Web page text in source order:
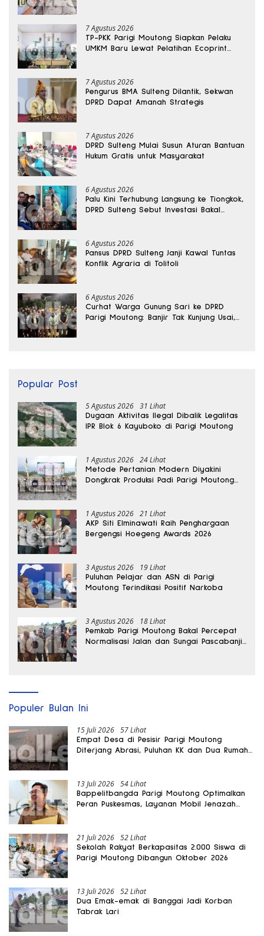
7 Agustus 2026
TP-PKK Parigi Moutong Siapkan Pelaku
UMKM Baru Lewat Pelatihan Ecoprint
7 Agustus 2026
Pengurus BMA Sulteng Dilantik, Sekwan
DPRD Dapat Amanah Strategis
7 Agustus 2026
DPRD Sulteng Mulai Susun Aturan Bantuan
Hukum Gratis untuk Masyarakat
6 Agustus 2026
Palu Kini Terhubung Langsung ke Tiongkok,
DPRD Sulteng Sebut Investasi Bakal
6 Agustus 2026
Pansus DPRD Sulteng Janji Kawal Tuntas
Konflik Agraria di Tolitoli
6 Agustus 2026
Curhat Warga Gunung Sari ke DPRD
Parigi Moutong: Banjir Tak Kunjung Usai,
Popular Post
5 Agustus 2026 31 Lihat
Dugaan Aktivitas Ilegal Dibalik Legalitas
IPR Blok 6 Kayuboko di Parigi Moutong
1 Agustus 2026 24 Lihat
Metode Pertanian Modern Diyakini
Dongkrak Produksi Padi Parigi Moutong
1 Agustus 2026 21 Lihat
AKP Siti Elminawati Raih Penghargaan
Bergengsi Hoegeng Awards 2026
3 Agustus 2026 19 Lihat
Puluhan Pelajar dan ASN di Parigi
Moutong Terindikasi Positif Narkoba
3 Agustus 2026 18 Lihat
Pemkab Parigi Moutong Bakal Percepat
Normalisasi Jalan dan Sungai Pascabanjir
Populer Bulan Ini
15 Juli 2026 57 Lihat
Empat Desa di Pesisir Parigi Moutong
Diterjang Abrasi, Puluhan KK dan Dua Rumah
13 Juli 2026 54 Lihat
Bappelitbangda Parigi Moutong Optimalkan
Peran Puskesmas, Layanan Mobil Jenazah
21 Juli 2026 52 Lihat
Sekolah Rakyat Berkapasitas 2.000 Siswa di
Parigi Moutong Dibangun Oktober 2026
13 Juli 2026 52 Lihat
Dua Emak-emak di Banggai Jadi Korban
Tabrak Lari